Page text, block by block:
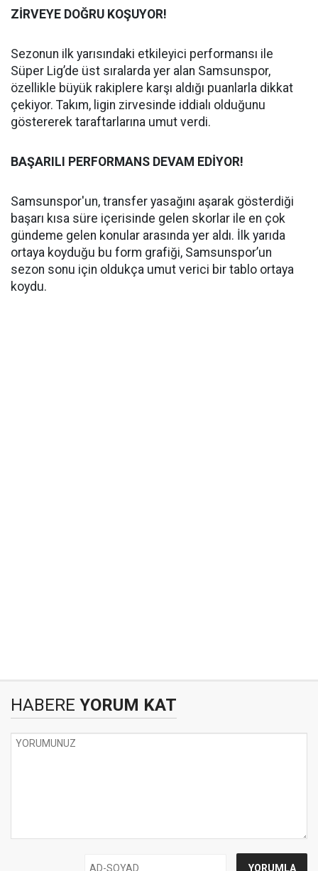
ZİRVEYE DOĞRU KOŞUYOR!
Sezonun ilk yarısındaki etkileyici performansı ile
Süper Lig’de üst sıralarda yer alan Samsunspor,
özellikle büyük rakiplere karşı aldığı puanlarla dikkat
çekiyor. Takım, ligin zirvesinde iddialı olduğunu
göstererek taraftarlarına umut verdi.
BAŞARILI PERFORMANS DEVAM EDİYOR!
Samsunspor'un, transfer yasağını aşarak gösterdiği
başarı kısa süre içerisinde gelen skorlar ile en çok
gündeme gelen konular arasında yer aldı. İlk yarıda
ortaya koyduğu bu form grafiği, Samsunspor’un
sezon sonu için oldukça umut verici bir tablo ortaya
koydu.
HABERE YORUM KAT